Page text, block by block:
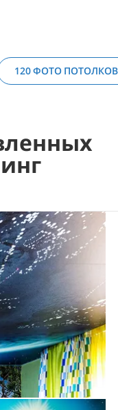
120 ФОТО